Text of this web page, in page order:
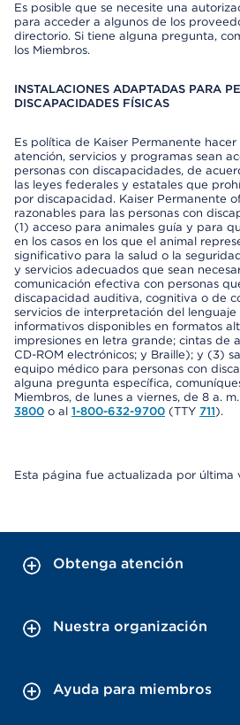
Es posible que se necesite una
para acceder a algunos de los
directorio. Si tiene alguna pregunta,
los Miembros.
INSTALACIONES ADAPTADAS PARA
DISCAPACIDADES FÍSICAS
Es política de Kaiser Permanente
atención, servicios y programas sean
personas con discapacidades, de
las leyes federales y estatales que
por discapacidad. Kaiser Permanente
razonables para las personas con
(1) acceso para animales guía y para
en los casos en los que el animal
significativo para la salud o la
y servicios adecuados que sean
comunicación efectiva con personas
discapacidad auditiva, cognitiva o de
servicios de interpretación del lenguaje
informativos disponibles en formatos
impresiones en letra grande; cintas de
CD-ROM electrónicos; y Braille); y (3)
equipo médico para personas con
alguna pregunta específica,
Miembros, de lunes a viernes, de 8 a.
3800 o al 1-800-632-9700 (TTY 711).
Esta página fue actualizada por
Obtenga atención
Nuestra organización
Ayuda para miembros